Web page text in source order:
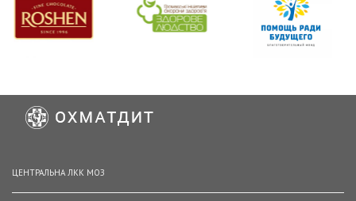
ЦЕНТРАЛЬНА ЛКК МОЗ